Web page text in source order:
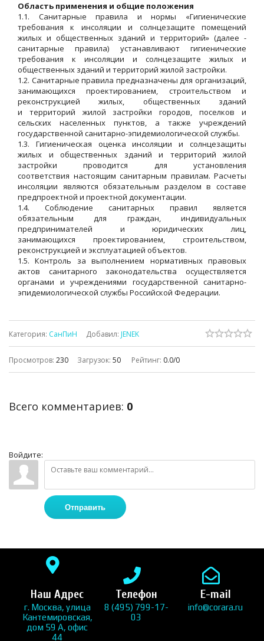
Область применения и общие положения
1.1. Санитарные правила и нормы «Гигиенические
требования к инсоляции и солнцезащите помещений
жилых и общественных зданий и территорий» (далее -
санитарные правила) устанавливают гигиенические
требования к инсоляции и солнцезащите жилых и
общественных зданий и территорий жилой застройки.
1.2. Санитарные правила предназначены для организаций,
занимающихся проектированием, строительством и
реконструкцией жилых, общественных зданий
и территорий жилой застройки городов, поселков и
сельских населенных пунктов, а также учреждений
государственной санитарно-эпидемиологической службы.
1.3. Гигиеническая оценка инсоляции и солнцезащиты
жилых и общественных зданий и территорий жилой
застройки проводится для установления
соответствия настоящим санитарным правилам. Расчеты
инсоляции являются обязательным разделом в составе
предпроектной и проектной документации.
1.4. Соблюдение санитарных правил является
обязательным для граждан, индивидуальных
предпринимателей и юридических лиц,
занимающихся проектированием, строительством,
реконструкцией и эксплуатацией объектов.
1.5. Контроль за выполнением нормативных правовых
актов санитарного законодательства осуществляется
органами и учреждениями государственной санитарно-
эпидемиологической службы Российской Федерации.
Категория: СанПиН Добавил: JENEK
Просмотров: 230 Загрузок: 50 Рейтинг: 0.0/0
Всего комментариев: 0
Войдите:
Отправить
Наш Адрес
г. Москва, улица
Кантемировская,
дом 59 А, офис
44
Телефон
8 (495) 799-17-
03
E-mail
info@corara.ru